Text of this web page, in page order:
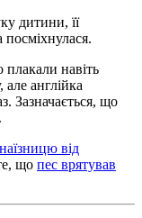
дитини, її
посміхнулася.
навіть
англійка
Зазначається, що
від
що пес врятував